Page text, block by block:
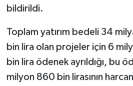
bildirildi.
Toplam yatırım bedeli 34
bin lira olan projeler için 6
bin lira ödenek ayrıldığı, bu
milyon 860 bin lirasının